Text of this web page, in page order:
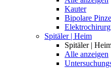
Kauter
Bipolare
Spitäler | Heim
Spitäler |
Alle anzeigen